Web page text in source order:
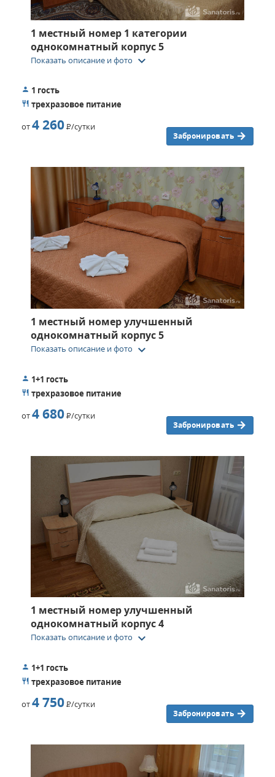
1 местный номер 1 категории
однокомнатный корпус 5
Показать описание и фото keyboard_arrow_down
1 гость
трехразовое питание
от4 260Р/сутки
Забронировать
1 местный номер улучшенный
однокомнатный корпус 5
Показать описание и фото keyboard_arrow_down
1+1 гость
трехразовое питание
от4 680Р/сутки
Забронировать
1 местный номер улучшенный
однокомнатный корпус 4
Показать описание и фото keyboard_arrow_down
1+1 гость
трехразовое питание
от4 750Р/сутки
Забронировать